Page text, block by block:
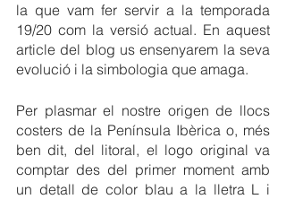
la que vam fer servir a la temporada
19/20 com la versió actual. En aquest
article del blog us ensenyarem la seva
evolució i la simbologia que amaga.
Per plasmar el nostre origen de llocs
costers de la Península Ibèrica o, més
ben dit, del litoral, el logo original va
comptar des del primer moment amb
un detall de color blau a la lletra L i